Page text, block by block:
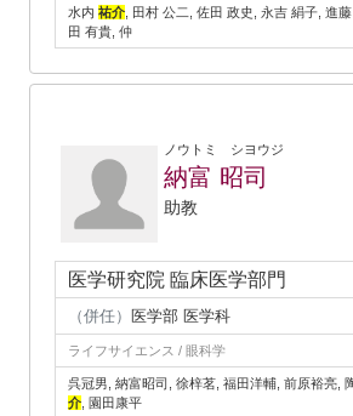
水内 祐介 , 田村 公二, 佐田 政史, 永吉 絹子, 進
田 有貴, 仲
ノウトミ シヨウジ
納富 昭司
助教
医学研究院 臨床医学部門
（併任） 医学部 医学科
ライフサイエンス / 眼科学
呉冠男, 納富昭司, 徐梓茗, 福田洋輔, 前原裕亮,
介 , 園田康平